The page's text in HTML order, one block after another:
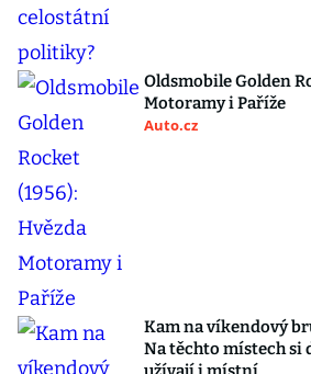
Oldsmobile Golden
Motoramy i Paříže
Auto.cz
Kam na víkendový
Na těchto místech si